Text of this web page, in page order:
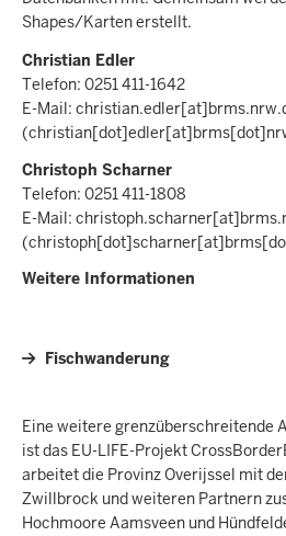
Shapes/Karten erstellt.
Christian Edler
Telefon: 0251 411-1642
E-Mail: christian.edler[at]
Christoph Scharner
Telefon: 0251 411-1808
E-Mail: christoph.scharner[at]
Weitere Informationen
Fischwanderung
Eine weitere grenzüberschreitende
ist das EU-LIFE-Projekt
arbeitet die Provinz Overijssel mit
Zwillbrock und weiteren Partnern
Hochmoore Aamsveen und